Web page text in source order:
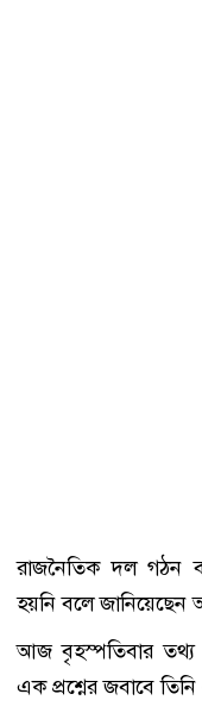
রাজনৈতিক দল গঠন
হয়নি বলে জানিয়েছেন
আজ বৃহস্পতিবার তথ্য
এক প্রশ্নের জবাবে